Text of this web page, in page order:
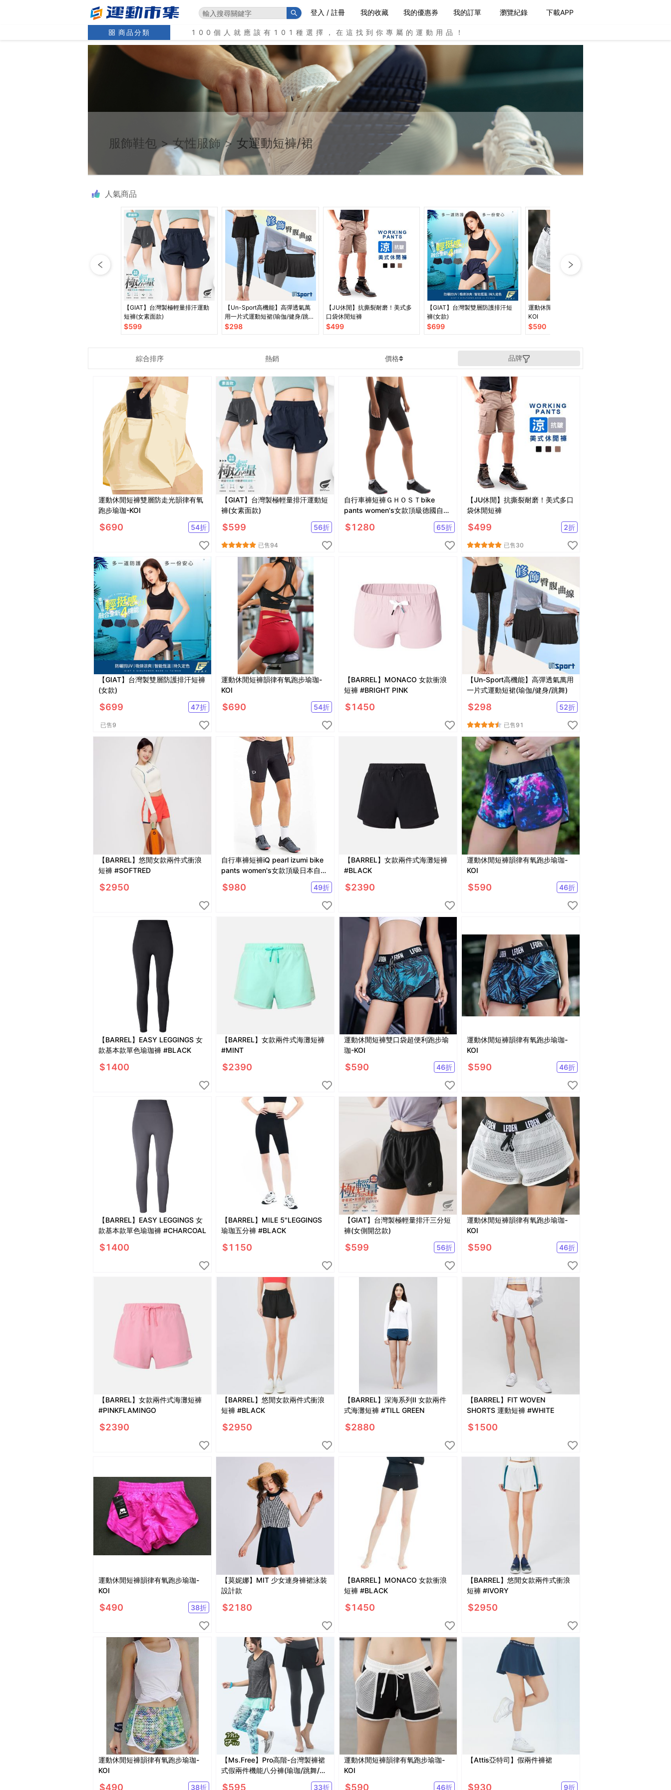
登入 / 註冊 我的收藏 我的優惠券 我的訂單 瀏覽紀錄 下載APP
商品分類 100個人就應該有101種選擇，在這找到你專屬的運動用品！
服飾鞋包 > 女性服飾 > 女運動短褲/裙
人氣商品
【GIAT】台灣製極輕量排汗運動
短褲(女素面款)
$599
【Un-Sport高機能】高彈透氣萬
用一片式運動短裙(瑜伽/健身/跳
舞)
$298
【JU休閒】抗撕裂耐磨！美式多
口袋休閒短褲
$499
【GIAT】台灣製雙層防護排汗短
褲(女款)
$699
運動休閒短褲韻律有氧跑步瑜珈-
KOI
$590
綜合排序 熱銷 價格 品牌
運動休閒短褲雙層防走光韻律有氧
跑步瑜珈-KOI
$690 54折
【GIAT】台灣製極輕量排汗運動短
褲(女素面款)
$599 56折
已售94
自行車褲短褲ＧＨＯＳＴbike
pants women's女款頂級德國自行
$1280 65折
【JU休閒】抗撕裂耐磨！美式多口
袋休閒短褲
$499 2折
已售30
【GIAT】台灣製雙層防護排汗短褲
(女款)
$699 47折
已售9
運動休閒短褲韻律有氧跑步瑜珈-
KOI
$690 54折
【BARREL】MONACO 女款衝浪
短褲 #BRIGHT PINK
$1450
【Un-Sport高機能】高彈透氣萬用
一片式運動短裙(瑜伽/健身/跳舞)
$298 52折
已售91
【BARREL】悠閒女款兩件式衝浪
短褲 #SOFTRED
$2950
自行車褲短褲iQ pearl izumi bike
pants women's女款頂級日本自行
$980 49折
【BARREL】女款兩件式海灘短褲
#BLACK
$2390
運動休閒短褲韻律有氧跑步瑜珈-
KOI
$590 46折
【BARREL】EASY LEGGINGS 女
款基本款單色瑜珈褲 #BLACK
$1400
【BARREL】女款兩件式海灘短褲
#MINT
$2390
運動休閒短褲雙口袋超便利跑步瑜
珈-KOI
$590 46折
運動休閒短褲韻律有氧跑步瑜珈-
KOI
$590 46折
【BARREL】EASY LEGGINGS 女
款基本款單色瑜珈褲 #CHARCOAL
$1400
【BARREL】MILE 5"LEGGINGS
瑜珈五分褲 #BLACK
$1150
【GIAT】台灣製極輕量排汗三分短
褲(女側開岔款)
$599 56折
運動休閒短褲韻律有氧跑步瑜珈-
KOI
$590 46折
【BARREL】女款兩件式海灘短褲
#PINKFLAMINGO
$2390
【BARREL】悠閒女款兩件式衝浪
短褲 #BLACK
$2950
【BARREL】深海系列II 女款兩件
式海灘短褲 #TILL GREEN
$2880
【BARREL】FIT WOVEN
SHORTS 運動短褲 #WHITE
$1500
運動休閒短褲韻律有氧跑步瑜珈-
KOI
$490 38折
【莫妮娜】MIT 少女連身褲裙泳裝
設計款
$2180
【BARREL】MONACO 女款衝浪
短褲 #BLACK
$1450
【BARREL】悠閒女款兩件式衝浪
短褲 #IVORY
$2950
運動休閒短褲韻律有氧跑步瑜珈-
KOI
$490 38折
【Ms.Free】Pro高階-台灣製褲裙
式假兩件機能八分褲(瑜珈/跳舞/健
$595 33折
運動休閒短褲韻律有氧跑步瑜珈-
KOI
$590 46折
【Attis亞特司】假兩件褲裙
$930 9折